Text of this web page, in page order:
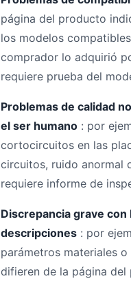
página del producto
los modelos
comprador lo adquirió
requiere prueba del
Problemas de calidad
el ser humano : por
cortocircuitos en las
circuitos, ruido anormal
requiere informe de
Discrepancia grave con
descripciones : por
parámetros materiales
difieren de la página del